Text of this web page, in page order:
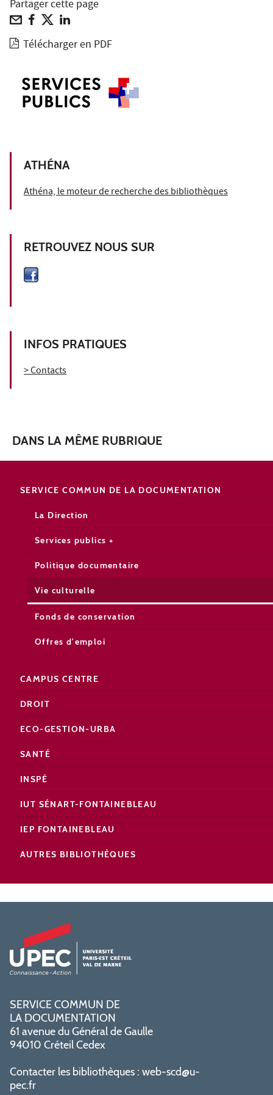
Partager cette page
Télécharger en PDF
ATHÉNA
Athéna, le moteur de recherche des bibliothèques
RETROUVEZ NOUS SUR
INFOS PRATIQUES
> Contacts
DANS LA MÊME RUBRIQUE
SERVICE COMMUN DE LA DOCUMENTATION
La Direction
Services publics +
Politique documentaire
Vie culturelle
Fonds de conservation
Offres d'emploi
CAMPUS CENTRE
DROIT
ECO-GESTION-URBA
SANTÉ
INSPÉ
IUT SÉNART-FONTAINEBLEAU
IEP FONTAINEBLEAU
AUTRES BIBLIOTHÈQUES
SERVICE COMMUN DE
LA DOCUMENTATION
61 avenue du Général de Gaulle
94010 Créteil Cedex
Contacter les bibliothèques : web-scd@u-
pec.fr